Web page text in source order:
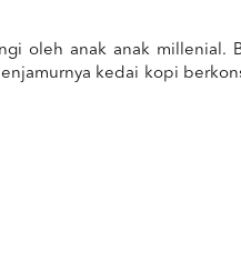
oleh anak anak millenial.
kedai kopi